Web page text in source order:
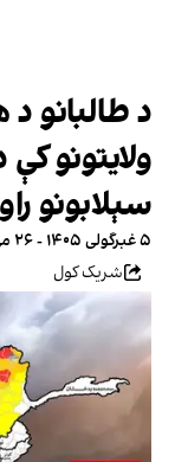
ولایتونو
سېلابونو
۵ غبرگولی ۱۴۰۵ - ۲۶ می ۲۰۲۶، ۲۱:۰۹ GMT+۱
شریک کول